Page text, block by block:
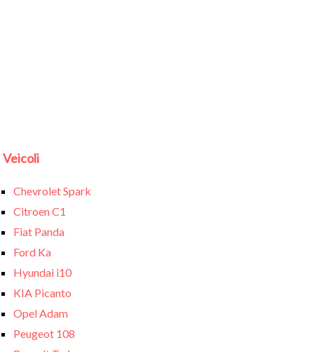
Veicoli
Chevrolet Spark
Citroen C1
Fiat Panda
Ford Ka
Hyundai i10
KIA Picanto
Opel Adam
Peugeot 108